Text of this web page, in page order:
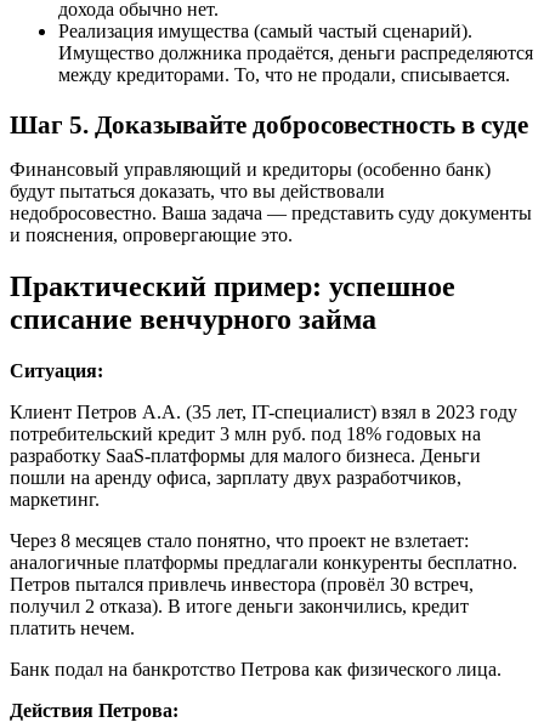
дохода обычно нет.
Реализация имущества (самый частый сценарий).
Имущество должника продаётся, деньги распределяются
между кредиторами. То, что не продали, списывается.
Шаг 5. Доказывайте добросовестность в суде
Финансовый управляющий и кредиторы (особенно банк)
будут пытаться доказать, что вы действовали
недобросовестно. Ваша задача — представить суду документы
и пояснения, опровергающие это.
Практический пример: успешное
списание венчурного займа
Ситуация:
Клиент Петров А.А. (35 лет, IT-специалист) взял в 2023 году
потребительский кредит 3 млн руб. под 18% годовых на
разработку SaaS-платформы для малого бизнеса. Деньги
пошли на аренду офиса, зарплату двух разработчиков,
маркетинг.
Через 8 месяцев стало понятно, что проект не взлетает:
аналогичные платформы предлагали конкуренты бесплатно.
Петров пытался привлечь инвестора (провёл 30 встреч,
получил 2 отказа). В итоге деньги закончились, кредит
платить нечем.
Банк подал на банкротство Петрова как физического лица.
Действия Петрова: